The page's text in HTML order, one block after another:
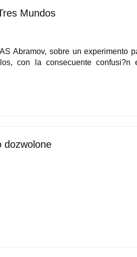
Mundos
Abramov, sobre un experimento
con la consecuente confusi?n
dozwolone